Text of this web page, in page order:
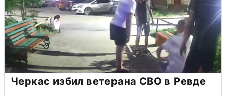
Черкас избил ветерана СВО в Ревде